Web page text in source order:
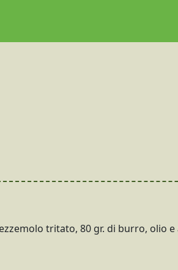
tritato, 80 gr. di burro, olio e